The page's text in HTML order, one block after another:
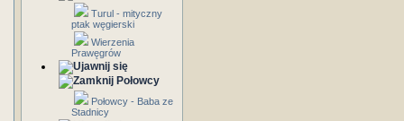
Turul - mityczny
ptak węgierski
Wierzenia
Prawęgrów
Połowcy
Połowcy - Baba ze
Stadnicy